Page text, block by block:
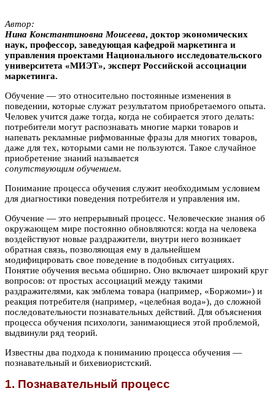
Автор:
Hина Koнcтантинoвнa Moиceeва, дoктop экономических
наук, пpoфеccор, заведующая кафедрой маркетинга и
управления проектами Национального исследовательского
университета «MИЭT», эксперт Российской ассоциации
мapкетинга.
Обучение — это относительно постоянные изменения в
поведении, которые служат результатом приобретаемого опыта.
Человек учится даже тогда, когда не собирается этого делать:
потребители могут распознавать многие марки товаров и
напевать рекламные рифмованные фразы для многих товаров,
даже для тех, которыми сами не пользуются. Такое случайное
приобретение знаний называется
сопутствующим обучением.
Понимание процесса обучения служит необходимым условием
для диагностики поведения потребителя и управления им.
Обучение — это непрерывный процесс. Человеческие знания об
окружающем мире постоянно обновляются: когда на человека
воздействуют новые раздражители, внутри него возникает
обратная связь, позволяющая ему в дальнейшем
модифицировать свое поведение в подобных ситуациях.
Понятие обучения весьма обширно. Оно включает широкий круг
вопросов: от простых ассоциаций между такими
раздражителями, как эмблема товара (например, «Боржоми») и
реакция потребителя (например, «целебная вода»), до сложной
последовательности познавательных действий. Для объяснения
процесса обучения психологи, занимающиеся этой проблемой,
выдвинули ряд теорий.
Известны два подхода к пониманию процесса обучения —
познавательный и бихевиористский.
1. Познавательный процесс